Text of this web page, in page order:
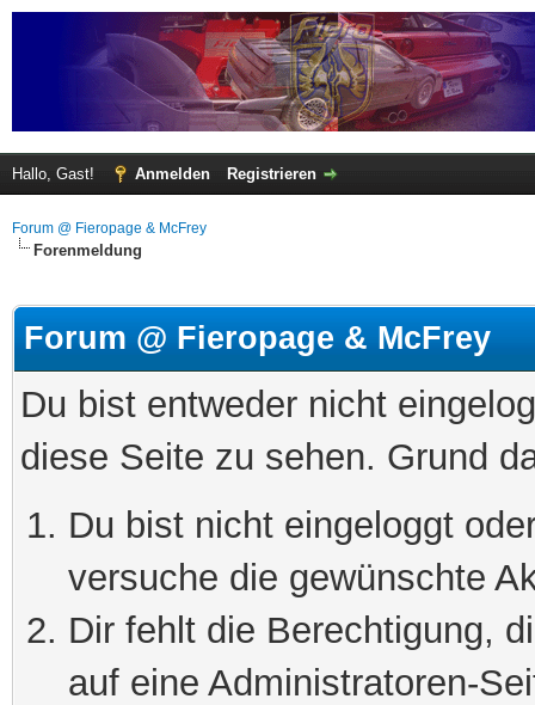
Hallo, Gast! Anmelden Registrieren
Forum @ Fieropage & McFrey
Forenmeldung
Forum @ Fieropage & McFrey
Du bist entweder nicht
diese Seite zu sehen. Grund
Du bist nicht eingeloggt
versuche die gewünschte
Dir fehlt die Berechtigung,
auf eine Administratoren-